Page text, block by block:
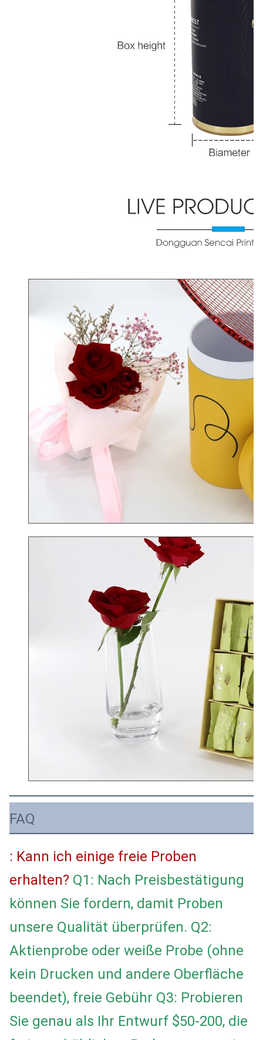
FAQ
: Kann ich einige freie Proben
erhalten? Q1: Nach Preisbestätigung
können Sie fordern, damit Proben
unsere Qualität überprüfen. Q2:
Aktienprobe oder weiße Probe (ohne
kein Drucken und andere Oberfläche
beendet), freie Gebühr Q3: Probieren
Sie genau als Ihr Entwurf $50-200, die